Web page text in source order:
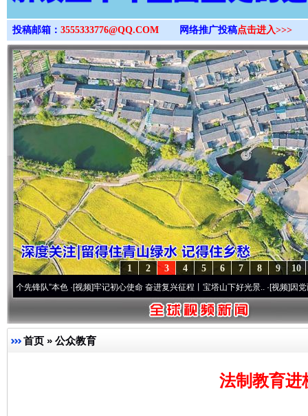
投稿邮箱： 3555333776@QQ.COM 网络推广投稿点击进入>>>
10
9
8
7
6
5
4
3
2
1
”本色·[视频]牢记初心使命 奋进复兴征程丨宝塔山下好光景..·[视频]因党而生 为党
首页 » 公众教育
法制教育进